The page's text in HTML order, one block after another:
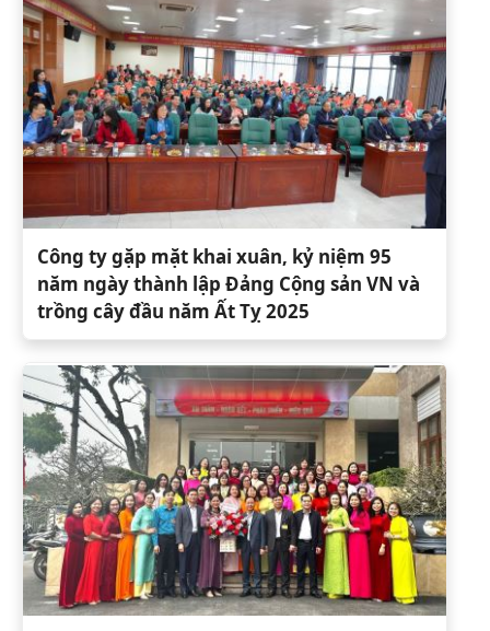
Công ty gặp mặt khai xuân, kỷ niệm 95
năm ngày thành lập Đảng Cộng sản VN và
trồng cây đầu năm Ất Tỵ 2025